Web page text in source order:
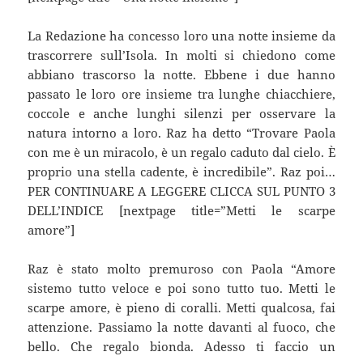
La Redazione ha concesso loro una notte insieme da
trascorrere sull’Isola. In molti si chiedono come
abbiano trascorso la notte. Ebbene i due hanno
passato le loro ore insieme tra lunghe chiacchiere,
coccole e anche lunghi silenzi per osservare la
natura intorno a loro. Raz ha detto “Trovare Paola
con me è un miracolo, è un regalo caduto dal cielo. È
proprio una stella cadente, è incredibile”. Raz poi…
PER CONTINUARE A LEGGERE CLICCA SUL PUNTO 3
DELL’INDICE [nextpage title=”Metti le scarpe
amore”]
Raz è stato molto premuroso con Paola “Amore
sistemo tutto veloce e poi sono tutto tuo. Metti le
scarpe amore, è pieno di coralli. Metti qualcosa, fai
attenzione. Passiamo la notte davanti al fuoco, che
bello. Che regalo bionda. Adesso ti faccio un